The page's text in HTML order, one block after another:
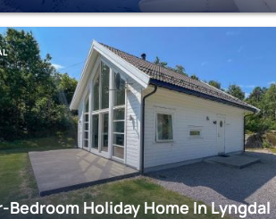
Bedroom Holiday Home In Lyngdal